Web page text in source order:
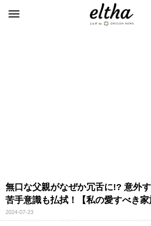
無口な父親がなぜか冗舌に!? 意外
苦手意識も払拭！【私の愛すべき家
2024-07-23